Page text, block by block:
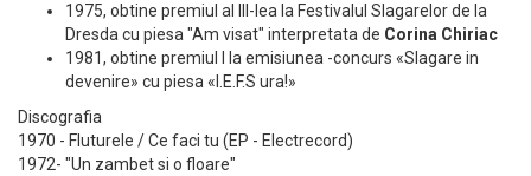
1975, obtine premiul al III-lea la Festivalul Slagarelor de la
Dresda cu piesa "Am visat" interpretata de Corina Chiriac
1981, obtine premiul I la emisiunea -concurs «Slagare in
devenire» cu piesa «I.E.F.S ura!»
Discografia
1970 - Fluturele / Ce faci tu (EP - Electrecord)
1972- "Un zambet si o floare"